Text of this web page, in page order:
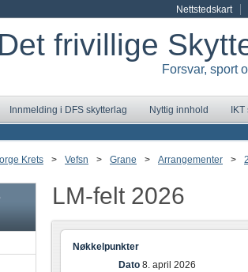
Nettstedskart
Det frivillige
Forsvar, sport
Innmelding i DFS skytterlag Nyttig innhold
Krets > Vefsn > Grane > Arrangementer >
LM-felt 2026
Nøkkelpunkter
Dato 8. april 2026